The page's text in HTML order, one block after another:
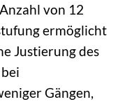
von 12
ermöglicht
Justierung des
Gängen,